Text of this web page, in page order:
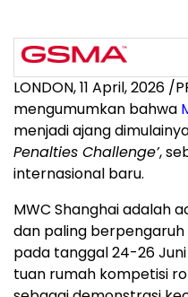
LONDON,11 April, 2026 /
mengumumkan bahwa
menjadi ajang dimulainya
Penalties Challenge’,
internasional baru.
MWC Shanghai adalah
dan paling berpengaruh
pada tanggal 24-26
tuan rumah kompetisi